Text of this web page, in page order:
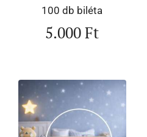
100 db biléta
5.000Ft